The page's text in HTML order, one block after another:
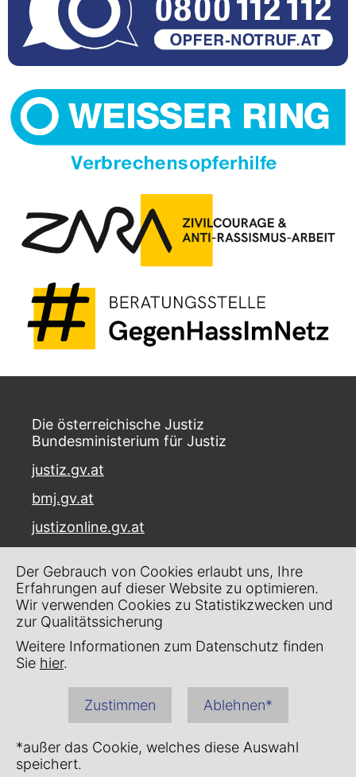
Die österreichische Justiz
Bundesministerium für Justiz
justiz.gv.at
bmj.gv.at
justizonline.gv.at
Museumstraße 7
1070 Wien
Kontakt
Impressum
Barrierefreiheit
Der Gebrauch von Cookies erlaubt uns, Ihre
Erfahrungen auf dieser Website zu optimieren.
Wir verwenden Cookies zu Statistikzwecken und
zur Qualitätssicherung
Weitere Informationen zum Datenschutz finden
Sie hier.
Zustimmen Ablehnen*
*außer das Cookie, welches diese Auswahl
speichert.